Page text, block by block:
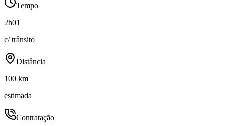
Tempo
2h01
c/ trânsito
Distância
100 km
estimada
Contratação